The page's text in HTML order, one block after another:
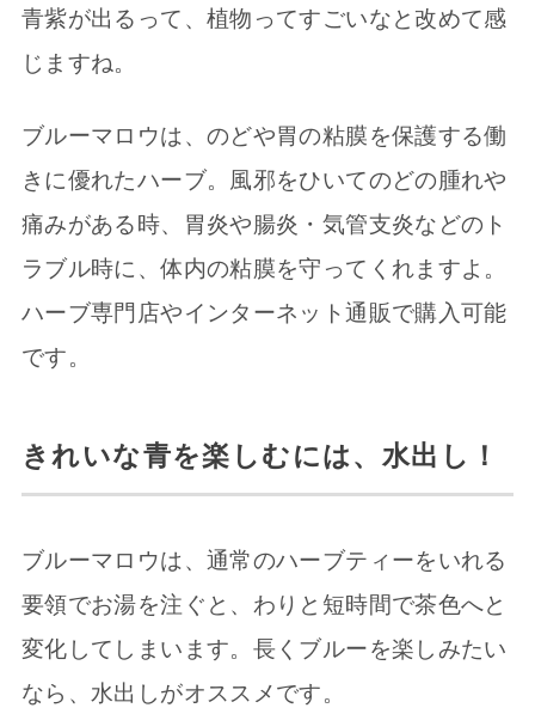
青紫が出るって、植物ってすごいなと改めて感
じますね。
ブルーマロウは、のどや胃の粘膜を保護する働
きに優れたハーブ。風邪をひいてのどの腫れや
痛みがある時、胃炎や腸炎・気管支炎などのト
ラブル時に、体内の粘膜を守ってくれますよ。
ハーブ専門店やインターネット通販で購入可能
です。
きれいな青を楽しむには、水出し！
ブルーマロウは、通常のハーブティーをいれる
要領でお湯を注ぐと、わりと短時間で茶色へと
変化してしまいます。長くブルーを楽しみたい
なら、水出しがオススメです。